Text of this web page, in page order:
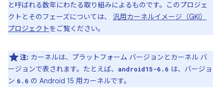
と呼ばれる数年にわたる取り組みによるものです。このプロジェ
クトとそのフェーズについては、 汎用カーネルイメージ（GKI）
プロジェクトをご覧ください。
注: カーネルは、プラットフォーム バージョンとカーネル バ
ージョンで表されます。たとえば、
android15-6.6 は、バージョ
ン 6.6 の Android 15 用カーネルです。